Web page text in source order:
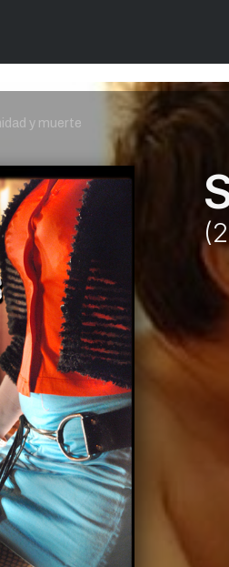
y muerte